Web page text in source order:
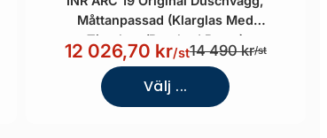
Måttanpassad (Klarglas Med
Timeless/Brushed Brass)
12 026,70 kr/st14 490 kr/st
Välj ...